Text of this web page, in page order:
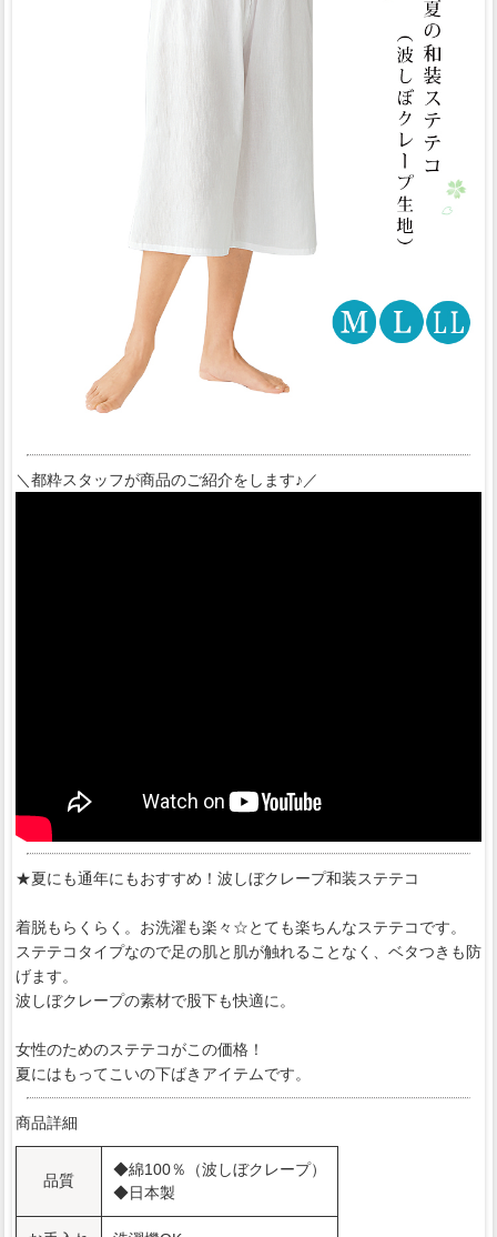
＼都粋スタッフが商品のご紹介をします♪／
★夏にも通年にもおすすめ！波しぼクレープ和装ステテコ
着脱もらくらく。お洗濯も楽々☆とても楽ちんなステテコです。
ステテコタイプなので足の肌と肌が触れることなく、ベタつきも防
げます。
波しぼクレープの素材で股下も快適に。
女性のためのステテコがこの価格！
夏にはもってこいの下ばきアイテムです。
商品詳細
品質
◆綿100％（波しぼクレープ）
◆日本製